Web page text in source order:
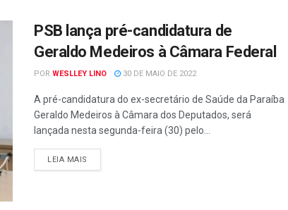
PSB lança pré-candidatura de
Geraldo Medeiros à Câmara Federal
POR WESLLEY LINO 30 DE MAIO DE 2022
A pré-candidatura do ex-secretário de Saúde da Paraíba
Geraldo Medeiros à Câmara dos Deputados, será
lançada nesta segunda-feira (30) pelo...
LEIA MAIS